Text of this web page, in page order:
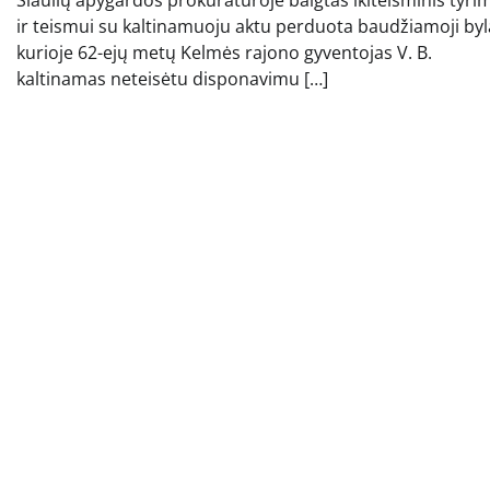
ir teismui su kaltinamuoju aktu perduota baudžiamoji
kurioje 62-ejų metų Kelmės rajono gyventojas V. B.
kaltinamas neteisėtu disponavimu […]